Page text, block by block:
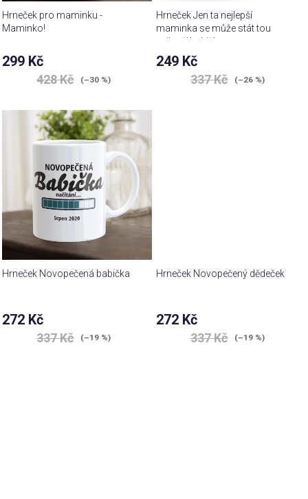
Hrneček pro maminku -
Maminko!
Průměrné
hodnocení
produktu
z 5
hvězdiček.
299 Kč
428 Kč (–30 %)
Hrneček Jen ta nejlepší
maminka se může stát tou
nejlepší babičkou
Průměrné
hodnocení
249 Kč
337 Kč (–26 %)
Hrneček Novopečená babička
272 Kč
337 Kč (–19 %)
Hrneček Novopečený dědeček
272 Kč
337 Kč (–19 %)